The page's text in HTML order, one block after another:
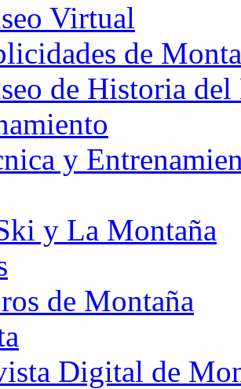
Virtual
de
de Historia
y
y La Montaña
de Montaña
Digital de